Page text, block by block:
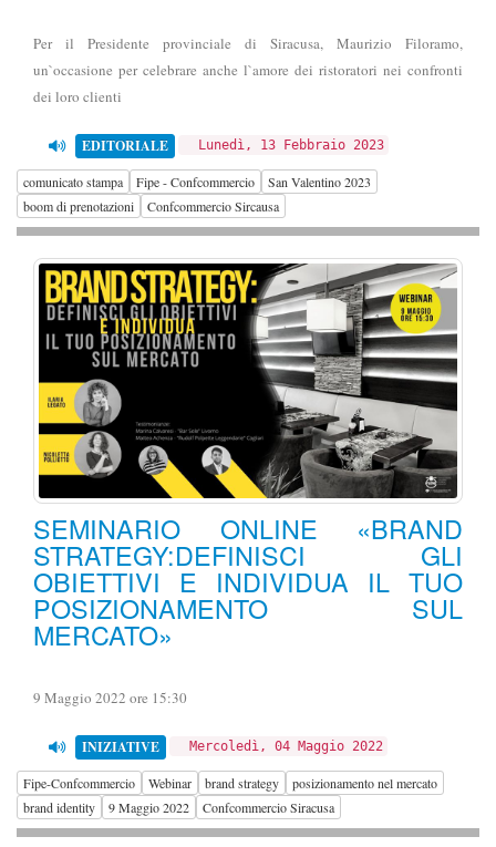
Per il Presidente provinciale di Siracusa, Maurizio Filoramo,
un`occasione per celebrare anche l`amore dei ristoratori nei confronti
dei loro clienti
EDITORIALE Lunedì, 13 Febbraio 2023
comunicato stampa Fipe - Confcommercio
San Valentino 2023
boom di prenotazioni
Confcommercio Sircausa
SEMINARIO ONLINE «BRAND
STRATEGY:DEFINISCI GLI
OBIETTIVI E INDIVIDUA IL TUO
POSIZIONAMENTO SUL
MERCATO»
9 Maggio 2022 ore 15:30
INIZIATIVE Mercoledì, 04 Maggio 2022
Fipe-Confcommercio Webinar brand strategy
posizionamento nel mercato
brand identity
9 Maggio 2022 Confcommercio Siracusa